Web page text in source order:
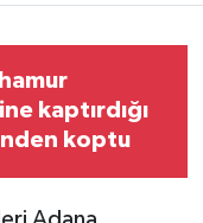
kaptırdığı
koptu